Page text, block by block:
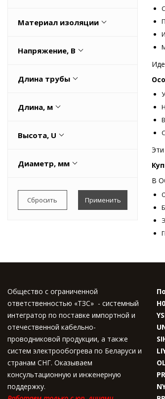
Материал изоляции
ПВХ (PVC)
Полимерная композиция
пониженной горючести
Напряжение, В
Длина трубы
Длина, м
Высота, U
0.0136
Диаметр, мм
13,6
В
Общество с ограниченной
ответственностью «ТЗС» - системный
интегратор по поставке импортной и
отечественной кабельно-
проводниковой продукции, а также
систем электрообогрева по Беларуси и
странам СНГ. Оказываем
консультационную и инженерную
поддержку.